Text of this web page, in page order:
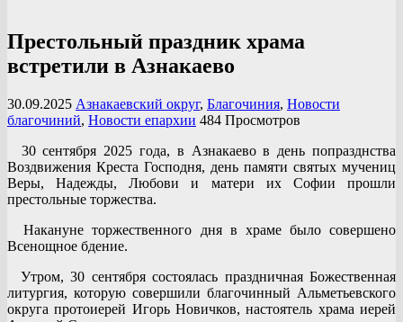
Престольный праздник храма
встретили в Азнакаево
30.09.2025 Азнакаевский округ, Благочиния, Новости
благочиний, Новости епархии 484 Просмотров
30 сентября 2025 года, в Азнакаево в день попразднства
Воздвижения Креста Господня, день памяти святых мучениц
Веры, Надежды, Любови и матери их Софии прошли
престольные торжества.
Накануне торжественного дня в храме было совершено
Всенощное бдение.
Утром, 30 сентября состоялась праздничная Божественная
литургия, которую совершили благочинный Альметьевского
округа протоиерей Игорь Новичков, настоятель храма иерей